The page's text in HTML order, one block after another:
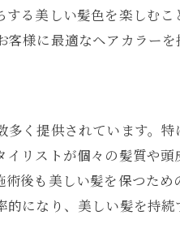
ディネートと合わせたヘ
！北九州市の美容室が提
い！自然派カラーのメリッ
採用するサステナブルな施
える環境問題
いヘアスタイル提案
室の取り組みとあなたがで
る美しい髪色を楽しむ
様に最適なヘアカラーを
く提供されています。
リストが個々の髪質や
後も美しい髪を保つた
になり、美しい髪を持続